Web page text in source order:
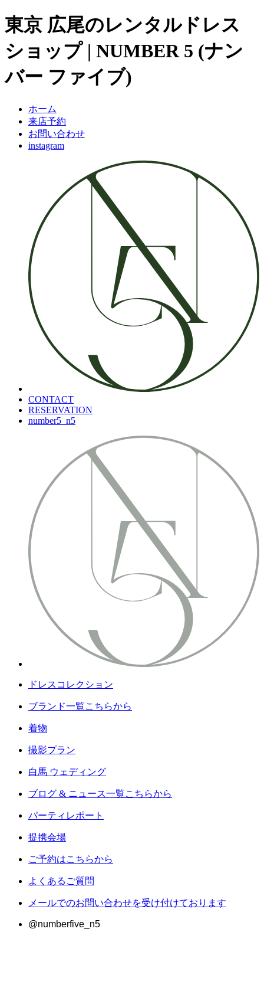
東京 広尾のレンタルドレス
ショップ | NUMBER 5 (ナン
バー ファイブ)
ホーム
来店予約
お問い合わせ
instagram
CONTACT
RESERVATION
number5_n5
ドレスコレクション
ブランド一覧こちらから
着物
撮影プラン
白馬 ウェディング
ブログ & ニュース一覧こちらから
パーティレポート
提携会場
ご予約はこちらから
よくあるご質問
メールでのお問い合わせを受け付けております
@numberfive_n5